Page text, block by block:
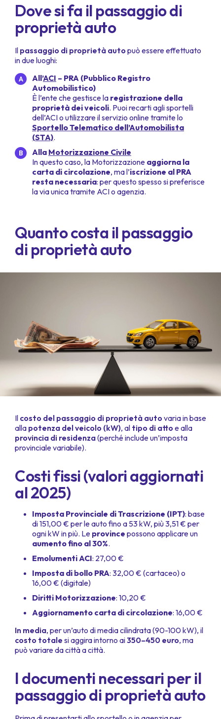
Dove si fa il passaggio di
proprietà auto
Il passaggio di proprietà auto può essere effettuato
in due luoghi:
All’ACI – PRA (Pubblico Registro
Automobilistico)
È l’ente che gestisce la registrazione della
proprietà dei veicoli. Puoi recarti agli sportelli
dell’ACI o utilizzare il servizio online tramite lo
Sportello Telematico dell’Automobilista
(STA).
Alla Motorizzazione Civile
In questo caso, la Motorizzazione aggiorna la
carta di circolazione, ma l’iscrizione al PRA
resta necessaria: per questo spesso si preferisce
la via unica tramite ACI o agenzia.
Quanto costa il passaggio
di proprietà auto
Il costo del passaggio di proprietà auto varia in base
alla potenza del veicolo (kW), al tipo di atto e alla
provincia di residenza(perché include un’imposta
provinciale variabile).
Costi fissi (valori aggiornati
al 2025)
Imposta Provinciale di Trascrizione (IPT): base
di 151,00 € per le auto fino a 53 kW, più 3,51 € per
ogni kW in più. Le province possono applicare un
aumento fino al 30%.
Emolumenti ACI: 27,00 €
Imposta di bollo PRA: 32,00 € (cartaceo) o
16,00 € (digitale)
Diritti Motorizzazione: 10,20 €
Aggiornamento carta di circolazione: 16,00 €
In media, per un’auto di media cilindrata (90-100 kW), il
costo totale si aggira intorno ai350–450 euro, ma
può variare da città a città.
I documenti necessari per il
passaggio di proprietà auto